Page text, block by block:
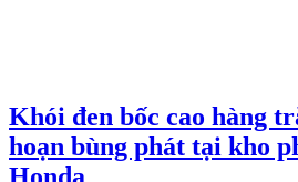
Khói đen bốc cao hàng
hoạn bùng phát tại kho